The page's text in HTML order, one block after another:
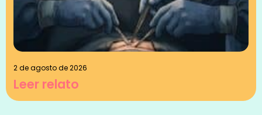
2 de agosto de 2026
Leer relato